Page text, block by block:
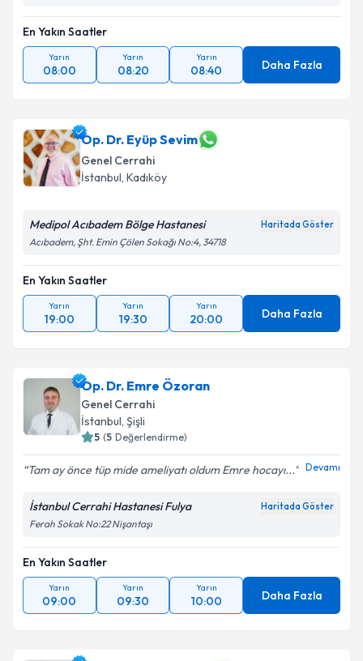
En Yakın Saatler
Yarın
08:00
Yarın
08:20
Yarın
08:40 Daha Fazla
Op. Dr. Eyüp Sevim
Genel Cerrahi
İstanbul, Kadıköy
Medipol Acıbadem Bölge Hastanesi Haritada Göster
Acıbadem, Şht. Emin Çölen Sokağı No:4, 34718
En Yakın Saatler
Yarın
19:00
Yarın
19:30
Yarın
20:00 Daha Fazla
Op. Dr. Emre Özoran
Genel Cerrahi
İstanbul, Şişli
5 (5 Değerlendirme)
Tam ay önce tüp mide ameliyatı oldum Emre hocayı... Devamı
İstanbul Cerrahi Hastanesi Fulya Haritada Göster
Ferah Sokak No:22 Nişantaşı
En Yakın Saatler
Yarın
09:00
Yarın
09:30
Yarın
10:00 Daha Fazla